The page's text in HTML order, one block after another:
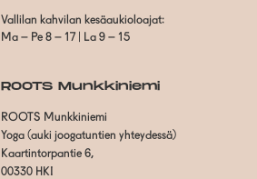
Vallilan kahvilan kesäaukioloajat:
Ma – Pe 8 – 17 | La 9 – 15
ROOTS Munkkiniemi
ROOTS Munkkiniemi
Yoga (auki joogatuntien yhteydessä)
Kaartintorpantie 6,
00330 HKI